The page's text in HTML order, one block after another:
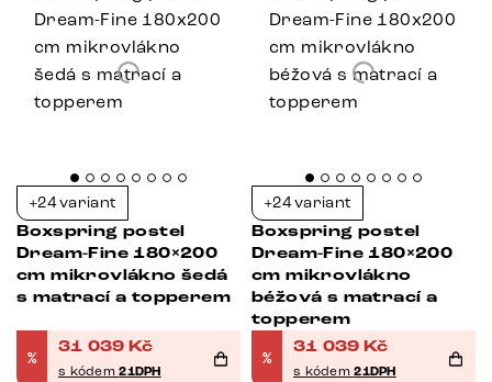
+24 variant
Boxspring postel
Dream-Fine 180×200
cm mikrovlákno šedá
s matrací a topperem
%
31 039 Kč
s kódem21DPH
+24 variant
Boxspring postel
Dream-Fine 180×200
cm mikrovlákno
béžová s matrací a
topperem
%
31 039 Kč
s kódem21DPH